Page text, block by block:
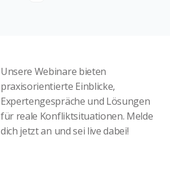
Unsere Webinare bieten
praxisorientierte Einblicke,
Expertengespräche und Lösungen
für reale Konfliktsituationen. Melde
dich jetzt an und sei live dabei!